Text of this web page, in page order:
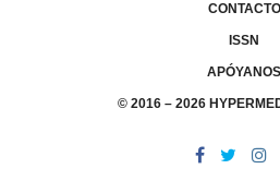
CONTACTO
ISSN
APÓYANOS
© 2016 – 2026